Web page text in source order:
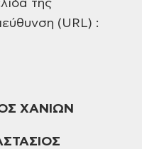
της
(URL) :
ΧΑΝΙΩΝ